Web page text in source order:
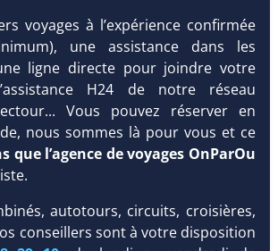
160 mm
29 °C
Long.
m
Esp.
18 m
voyages à l’expérience confirmée
une assistance dans les
ligne directe pour joindre votre
H24 de notre réseau
Vous pouvez réserver en
nous sommes là pour vous et ce
que l’agence de voyages OnParOu
autotours, circuits, croisières,
conseillers sont à votre disposition